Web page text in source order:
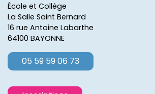
École et Collège
La Salle Saint Bernard
16 rue Antoine Labarthe
64100 BAYONNE
05 59 59 06 73